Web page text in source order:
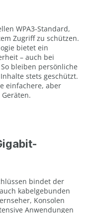
WPA3-Standard,
Zugriff zu schützen.
bietet ein
– auch bei
bleiben persönliche
stets geschützt.
einfachere, aber
bindet der
kabelgebunden
Konsolen
Anwendungen